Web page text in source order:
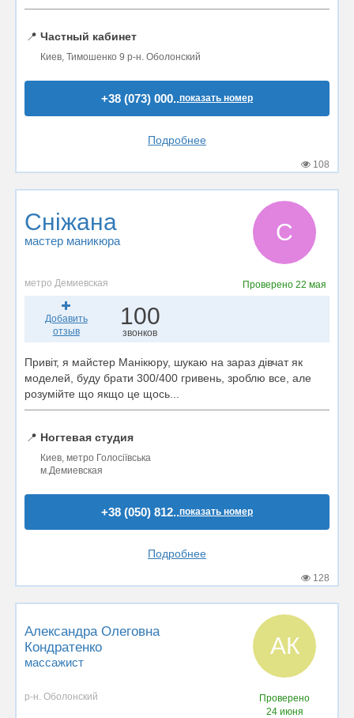
📍 Частный кабинет
Киев, Тимошенко 9 р-н. Оболонский
+38 (073) 000..показать номер
Подробнее
108
Сніжана
мастер маникюра С
метро Демиевская Проверено22 мая
Добавить
отзыв
100
звонков
Привіт, я майстер Манікюру, шукаю на зараз дівчат як
моделей, буду брати 300/400 гривень, зроблю все, але
розумійте що якщо це щось...
📍 Ногтевая студия
Киев, метро Голосіївська
м.Демиевская
+38 (050) 812..показать номер
Подробнее
128
Александра Олеговна
Кондратенко
массажист
АК
р-н. Оболонский
Проверено
24 июня